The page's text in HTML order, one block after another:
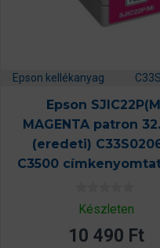
Epson kellékanyag
Epson
MAGENTA patron
(eredeti)
C3500
0
a
5
Készleten
10 490 Ft